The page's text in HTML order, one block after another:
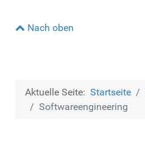
Nach oben
Aktuelle Seite: Startseite
Soft­ware­en­gi­nee­ring